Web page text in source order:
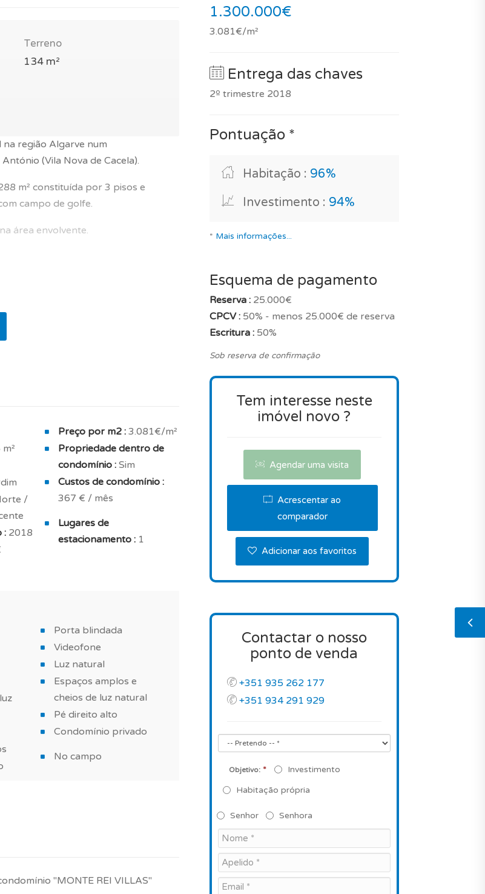
Terreno
134 m²
região Algarve num
(Vila Nova de Cacela).
m² constituída por 3 pisos e
campo de golfe.
área envolvente.
uma exposição solar norte, sul,
lareira eléctrica, ar condicionado,
térmico.
social.
e desfrutará de um amplo jardim.
ou 2 viaturas.
novo para investimento para
ou para casa de família.
de visita, contacte-nos.
e não dispensa a visita ao
/
: 2018
Preço por m2 : 3.081€/m²
Propriedade dentro de
condomínio : Sim
Custos de condomínio :
367 € / mês
Lugares de
estacionamento : 1
Porta blindada
Videofone
Luz natural
Espaços amplos e
cheios de luz natural
Pé direito alto
Condomínio privado
No campo
"MONTE REI VILLAS"
1.300.000€
3.081€/m²
Entrega das chaves
2º trimestre 2018
Pontuação *
Habitação : 96%
Investimento : 94%
* Mais informações...
Esquema de pagamento
Reserva : 25.000€
CPCV : 50% - menos 25.000€ de reserva
Escritura : 50%
Sob reserva de confirmação
Tem interesse neste
imóvel novo ?
Agendar uma visita
Acrescentar ao
comparador
Adicionar aos favoritos
Contactar o nosso
ponto de venda
+351 935 262 177
+351 934 291 929
Objetivo: *
Investimento
Habitação própria
Senhor Senhora